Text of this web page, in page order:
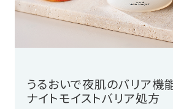
うるおいで夜肌のバリア機
ナイトモイストバリア処方